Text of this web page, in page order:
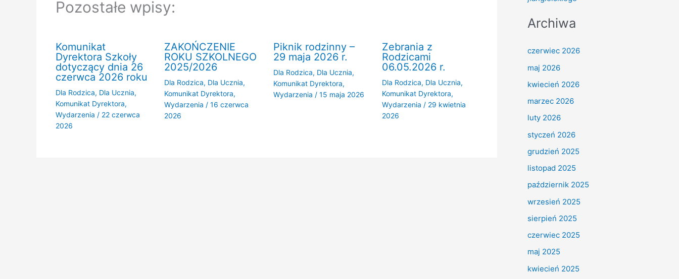
Pozostałe wpisy:
Komunikat
Dyrektora Szkoły
dotyczący dnia 26
czerwca 2026 roku
Dla Rodzica, Dla Ucznia,
Komunikat Dyrektora,
Wydarzenia / 22 czerwca
2026
ZAKOŃCZENIE
ROKU SZKOLNEGO
2025/2026
Dla Rodzica, Dla Ucznia,
Komunikat Dyrektora,
Wydarzenia / 16 czerwca
2026
Piknik rodzinny –
29 maja 2026 r.
Dla Rodzica, Dla Ucznia,
Komunikat Dyrektora,
Wydarzenia / 15 maja 2026
Zebrania z
Rodzicami
06.05.2026 r.
Dla Rodzica, Dla Ucznia,
Komunikat Dyrektora,
Wydarzenia / 29 kwietnia
2026
Archiwa
czerwiec 2026
maj 2026
kwiecień 2026
marzec 2026
luty 2026
styczeń 2026
grudzień 2025
listopad 2025
październik 2025
wrzesień 2025
sierpień 2025
czerwiec 2025
maj 2025
kwiecień 2025